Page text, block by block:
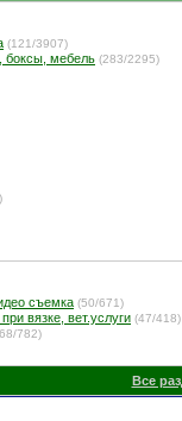
(121/3907)
боксы, мебель (283/2295)
съемка (50/671)
вязке, вет.услуги (47/418)
782)
Все